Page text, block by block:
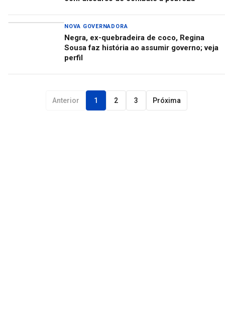
NOVA GOVERNADORA
Negra, ex-quebradeira de coco, Regina
Sousa faz história ao assumir governo; veja
perfil
Anterior 1 2 3 Próxima